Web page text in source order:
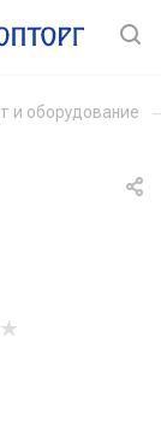
и оборудование